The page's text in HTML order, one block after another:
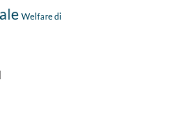
Welfare di